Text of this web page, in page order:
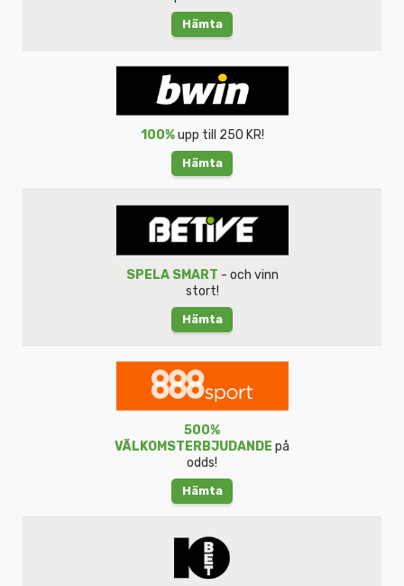
Hämta
100%upp till 250 KR!
Hämta
SPELA SMART - och vinn
stort!
Hämta
500%
VÄLKOMSTERBJUDANDE på
odds!
Hämta